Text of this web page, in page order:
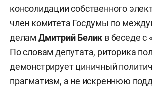
консолидации собственного
член комитета Госдумы по
делам Дмитрий Белик в беседе с
По словам депутата, риторика
демонстрирует циничный
прагматизм, а не искреннюю